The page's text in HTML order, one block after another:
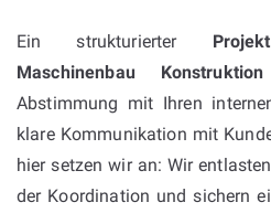
Ein strukturierter
Maschinenbau Konstruktion
Abstimmung mit Ihren
klare Kommunikation mit
hier setzen wir an: Wir
der Koordination und sichern